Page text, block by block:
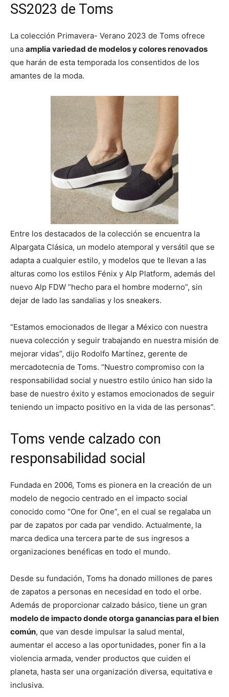
SS2023 de Toms
La colección Primavera- Verano 2023 de Toms ofrece
una amplia variedad de modelos y colores renovados
que harán de esta temporada los consentidos de los
amantes de la moda.
Entre los destacados de la colección se encuentra la
Alpargata Clásica, un modelo atemporal y versátil que se
adapta a cualquier estilo, y modelos que te llevan a las
alturas como los estilos Fénix y Alp Platform, además del
nuevo Alp FDW “hecho para el hombre moderno”, sin
dejar de lado las sandalias y los sneakers.
“Estamos emocionados de llegar a México con nuestra
nueva colección y seguir trabajando en nuestra misión de
mejorar vidas”, dijo Rodolfo Martínez, gerente de
mercadotecnia de Toms. “Nuestro compromiso con la
responsabilidad social y nuestro estilo único han sido la
base de nuestro éxito y estamos emocionados de seguir
teniendo un impacto positivo en la vida de las personas”.
Toms vende calzado con
responsabilidad social
Fundada en 2006, Toms es pionera en la creación de un
modelo de negocio centrado en el impacto social
conocido como “One for One”, en el cual se regalaba un
par de zapatos por cada par vendido. Actualmente, la
marca dedica una tercera parte de sus ingresos a
organizaciones benéficas en todo el mundo.
Desde su fundación, Toms ha donado millones de pares
de zapatos a personas en necesidad en todo el orbe.
Además de proporcionar calzado básico, tiene un gran
modelo de impacto donde otorga ganancias para el bien
común, que van desde impulsar la salud mental,
aumentar el acceso a las oportunidades, poner fin a la
violencia armada, vender productos que cuiden el
planeta, hasta ser una organización diversa, equitativa e
inclusiva.